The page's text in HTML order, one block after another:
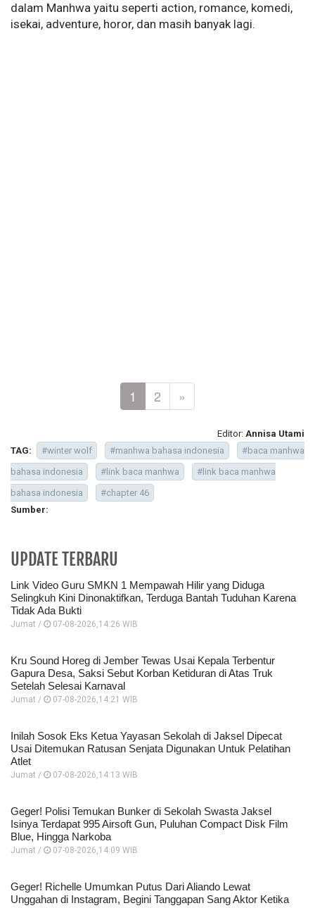
dalam Manhwa yaitu seperti action, romance, komedi,
isekai, adventure, horor, dan masih banyak lagi.
1 2 »
Editor: Annisa Utami
TAG:
#winter wolf #manhwa bahasa indonesia
#baca manhwa
bahasa indonesia
#link baca manhwa
#link baca manhwa
bahasa indonesia
#chapter 46
Sumber:
UPDATE TERBARU
Link Video Guru SMKN 1 Mempawah Hilir yang Diduga
Selingkuh Kini Dinonaktifkan, Terduga Bantah Tuduhan Karena
Tidak Ada Bukti
Jumat / 07-08-2026,14:26 WIB
Kru Sound Horeg di Jember Tewas Usai Kepala Terbentur
Gapura Desa, Saksi Sebut Korban Ketiduran di Atas Truk
Setelah Selesai Karnaval
Jumat / 07-08-2026,14:21 WIB
Inilah Sosok Eks Ketua Yayasan Sekolah di Jaksel Dipecat
Usai Ditemukan Ratusan Senjata Digunakan Untuk Pelatihan
Atlet
Jumat / 07-08-2026,14:13 WIB
Geger! Polisi Temukan Bunker di Sekolah Swasta Jaksel
Isinya Terdapat 995 Airsoft Gun, Puluhan Compact Disk Film
Blue, Hingga Narkoba
Jumat / 07-08-2026,14:09 WIB
Geger! Richelle Umumkan Putus Dari Aliando Lewat
Unggahan di Instagram, Begini Tanggapan Sang Aktor Ketika